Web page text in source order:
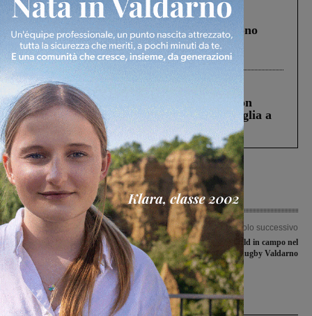
Cronaca 4 Agosto 2026
Un anno fa la strage in A1 in cui morirono
Gianni, Giulia e Franco. Lo schianto, il
processo, lo stop ai sorpassi fra tir....
Cronaca 3 Agosto 2026
Scomparso da una struttura di Castiglion
Fiorentino l’uomo che aveva ucciso la figlia a
Levane nel 2020
Articolo precedente
Figline, Gribaudo (PD): “La destra
sempre con la mano pesante su donne
e minoranze. Anche con la satira”
Articolo successivo
Under 8 , under 10 e Old in campo nel
fine settimana del Rugby Valdarno
Ultime Notizie